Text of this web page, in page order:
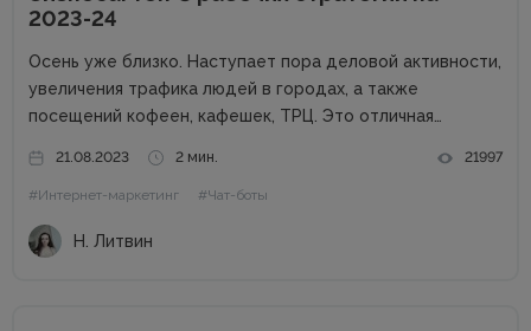
2023-24
Осень уже близко. Наступает пора деловой активности,
увеличения трафика людей в городах, а также
посещений кофеен, кафешек, ТРЦ. Это отличная
увеличить прибыль. Но конкуренция на данном рынке
высока, поэтому расслабляться не стоит. Как привлечь
клиентов...
21.08.2023 2 мин. 21997
#Интернет-маркетинг #Чат-боты
Н. Литвин